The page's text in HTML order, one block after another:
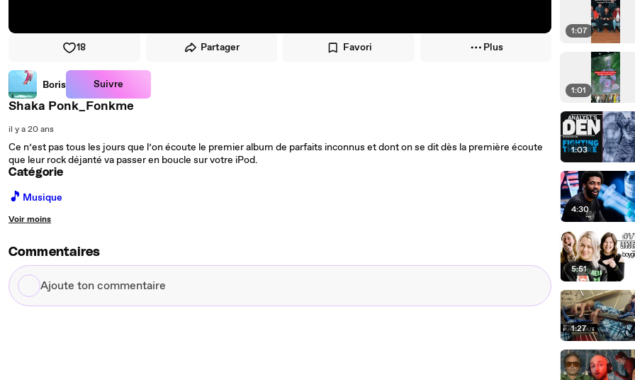
18 Partager Favori Plus
Boris Suivre
Shaka Ponk_Fonkme
il y a 20 ans
Ce n’est pas tous les jours que l’on écoute le premier album de parfaits inconnus et dont on se dit dès la première écoute
que leur rock déjanté va passer en boucle sur votre iPod.
Catégorie
🎵 Musique
Voir moins
Commentaires
Ajoute
ton
1:07
1:01
1:03
4:30
5:51
1:27